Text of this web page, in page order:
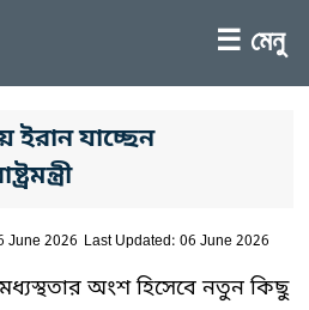
☰ মেনু
ইরান যাচ্ছেন
June 2026 Last Updated: 06 June 2026
মধ্যস্থতার অংশ হিসেবে নতুন কিছু